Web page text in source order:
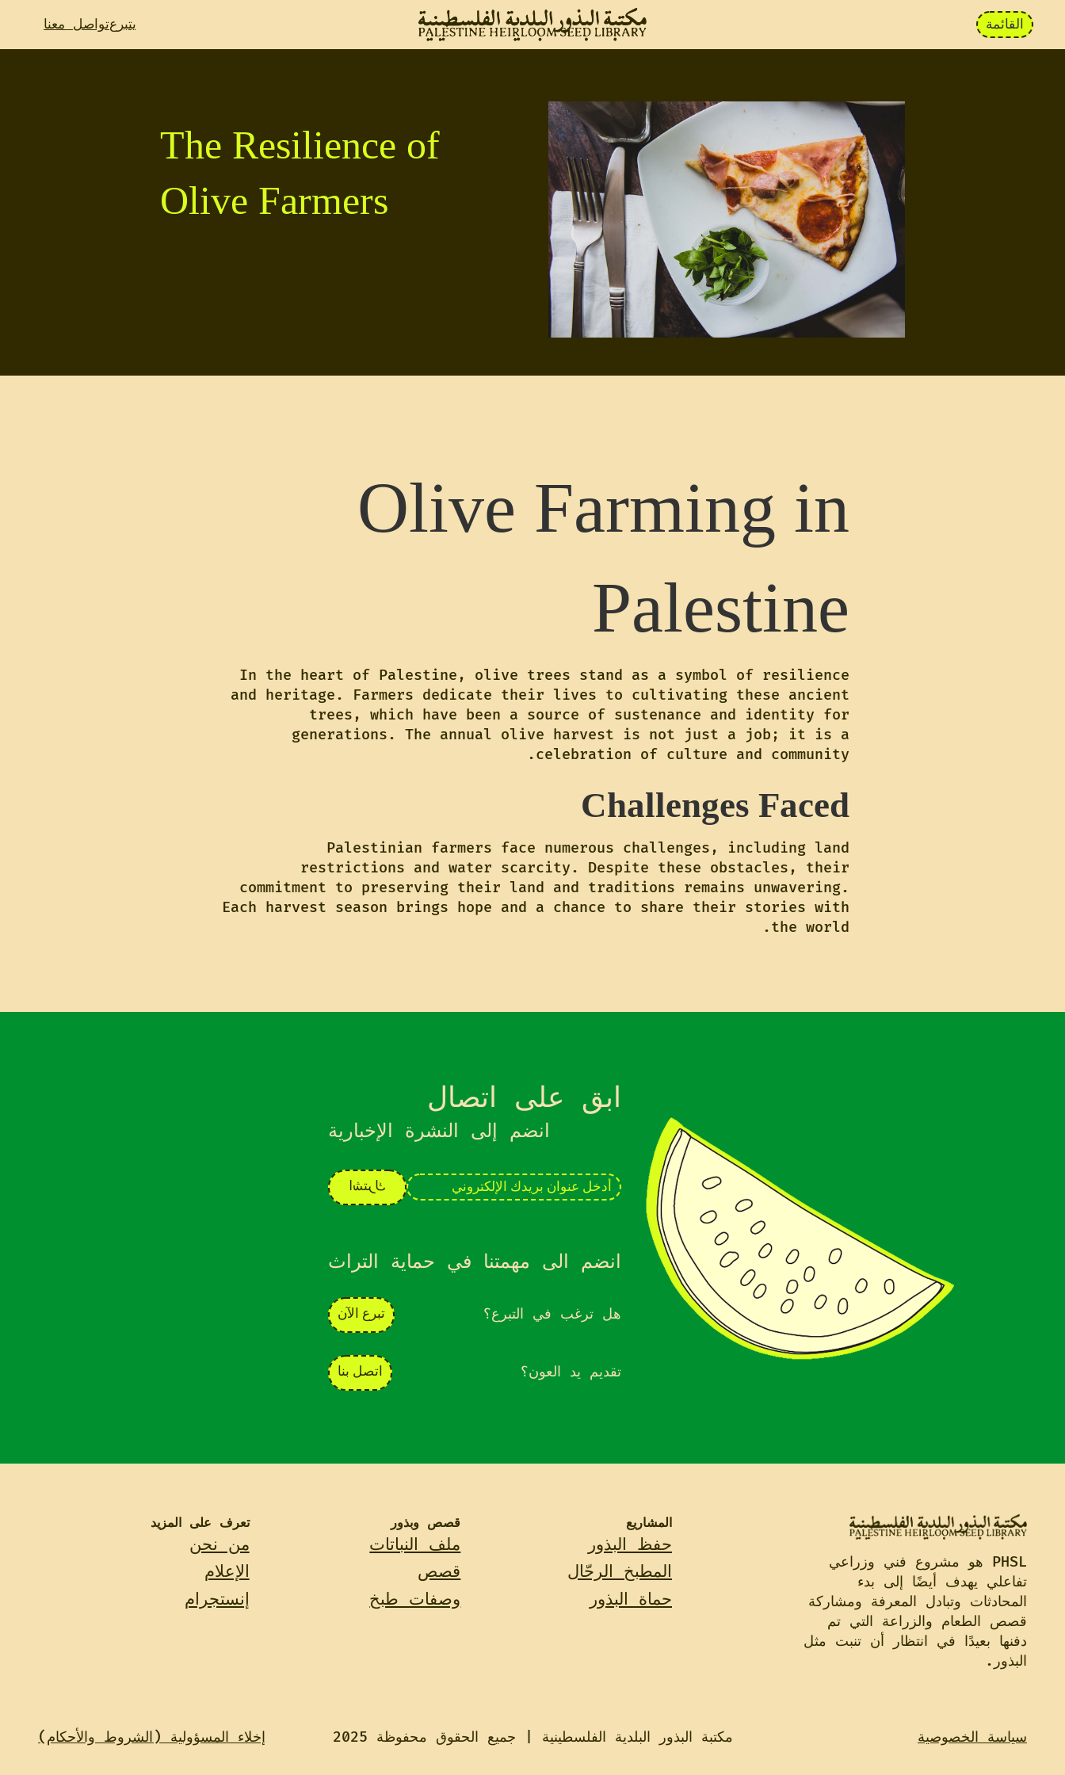
القائمة يتبرعتواصل معنا
The Resilience of
Olive Farmers
Olive Farming in
Palestine
In the heart of Palestine, olive trees stand as a symbol of resilience
and heritage. Farmers dedicate their lives to cultivating these ancient
trees, which have been a source of sustenance and identity for
generations. The annual olive harvest is not just a job; it is a
celebration of culture and community.
Challenges Faced
Palestinian farmers face numerous challenges, including land
restrictions and water scarcity. Despite these obstacles, their
commitment to preserving their land and traditions remains unwavering.
Each harvest season brings hope and a chance to share their stories with
the world.
ابق على اتصال
انضم إلى النشرة الإخبارية
انضم الى مهمتنا في حماية التراث
هل ترغب في التبرع؟ تبرع الآن
تقديم يد العون؟ اتصل بنا
PHSL هو مشروع فني وزراعي
تفاعلي يهدف أيضًا إلى بدء
المحادثات وتبادل المعرفة ومشاركة
قصص الطعام والزراعة التي تم
دفنها بعيدًا في انتظار أن تنبت مثل
البذور.
المشاريع
حفظ البذور
المطبخ الرحّال
حماة البذور
قصص وبذور
ملف النباتات
قصص
وصفات طبخ
تعرف على المزيد
من نحن
الإعلام
إنستجرام
سياسة الخصوصية مكتبة البذور البلدية الفلسطينية | جميع الحقوق محفوظة 2025 إخلاء المسؤولية (الشروط والأحكام)